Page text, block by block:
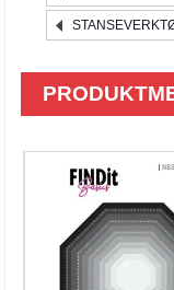
Kurs & aktiviteter
Gavekort